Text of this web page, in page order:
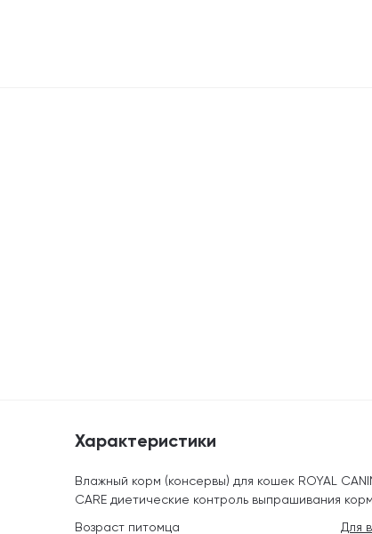
Характеристики
Влажный корм (консервы) для кошек ROYAL CANIN
CARE диетические контроль выпрашивания
Возраст питомца
Для